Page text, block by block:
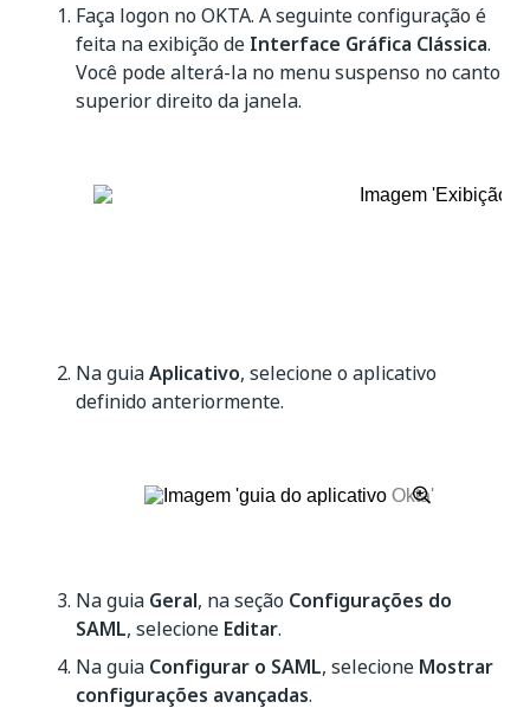
Faça logon no OKTA. A seguinte configuração é
feita na exibição de Interface Gráfica Clássica.
Você pode alterá-la no menu suspenso no canto
superior direito da janela.
Na guiaAplicativo, selecione o aplicativo
definido anteriormente.
Na guia Geral, na seção Configurações do
SAML, selecione Editar.
Na guia Configurar o SAML, selecione Mostrar
configurações avançadas.